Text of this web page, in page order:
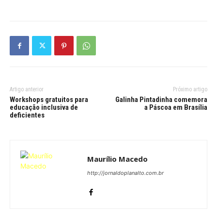
Artigo anterior
Workshops gratuitos para
educação inclusiva de
deficientes
Próximo artigo
Galinha Pintadinha comemora
a Páscoa em Brasília
Maurílio Macedo
http://jornaldoplanalto.com.br